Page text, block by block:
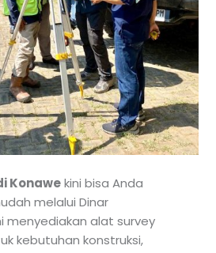
Konawekini bisa Anda
melalui Dinar
menyediakan alat survey
kebutuhan konstruksi,